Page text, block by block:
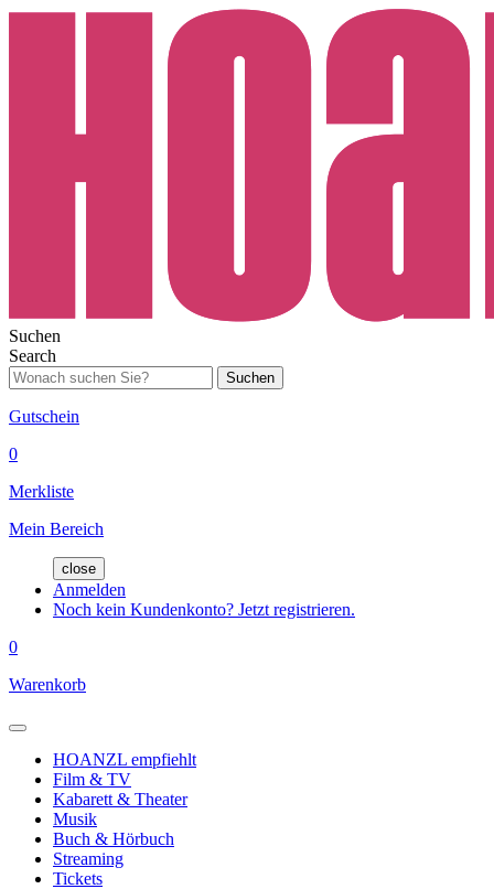
Suchen
Search
Suchen
Gutschein
0
Merkliste
Mein Bereich
close
Anmelden
Noch kein Kundenkonto? Jetzt registrieren.
0
Warenkorb
HOANZL empfiehlt
Film & TV
Kabarett & Theater
Musik
Buch & Hörbuch
Streaming
Tickets